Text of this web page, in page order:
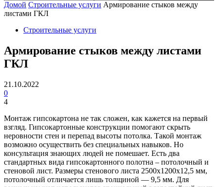
Домой Строительные услуги Армирование стыков между
листами ГКЛ
Строительные услуги
Армирование стыков между листами
ГКЛ
21.10.2022
0
4
Монтаж гипсокартона не так сложен, как кажется на первый
взгляд. Гипсокартонные конструкции помогают скрыть
неровности стен и перепад высоты потолка. Такой монтаж
возможно осуществить без специальных навыков. Но
консультация знающих людей не помешает. Есть два
стандартных вида гипсокартонного полотна – потолочный и
стеновой лист. Размеры стенового листа 2500х1200х12,5 мм,
потолочный отличается лишь толщиной — 9,5 мм. Для